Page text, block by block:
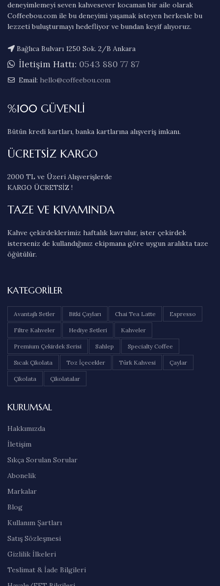
deneyimlemeyi seven kahvesever kocaman bir aile olarak
Coffeebou.com ile bu deneyimi yaşamak isteyen herkesle bu
lezzeti buluşturmayı hedefliyor ve bundan keyif alıyoruz.
Bağlıca Bulvarı 1250 Sok. 2/B Ankara
İletişim Hattı: 0543 880 77 87
Email: hello@coffeebou.com
%100 GÜVENLİ
Bütün kredi kartları, banka kartlarına alışveriş imkanı.
ÜCRETSİZ KARGO
2000 TL ve Üzeri Alışverişlerde
KARGO ÜCRETSİZ !
TAZE VE KIVAMINDA
Kahve çekirdeklerimiz haftalık kavrulur, ister çekirdek
isterseniz de kullandığınız ekipmana göre uygun aralıkta taze
öğütülür.
KATEGORILER
Avantajlı Setler Bitki Çayları Chai Tea Latte Espresso
Filtre Kahveler Hediye Setleri Kahveler
Premium Çekirdek Serisi Sahlep Specialty Coffee
Sıcak Çikolata Toz İçecekler Türk Kahvesi Çaylar
Çikolata Çikolatalar
KURUMSAL
Hakkımızda
İletişim
Sıkça Sorulan Sorular
Abonelik
Markalar
Blog
Kullanım Şartları
Satış Sözleşmesi
Gizlilik İlkeleri
Teslimat & İade Bilgileri